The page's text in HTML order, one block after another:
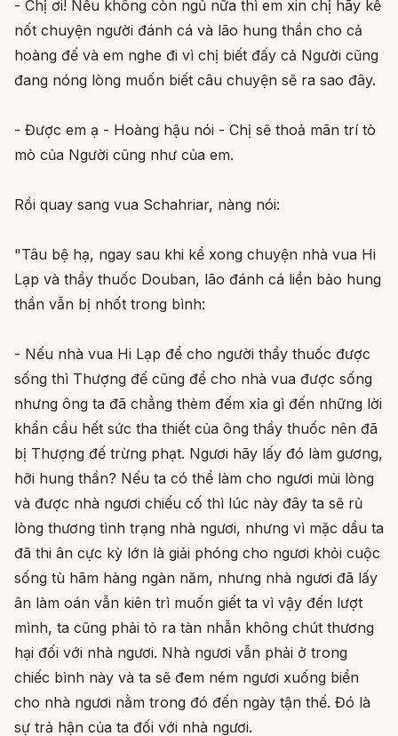
- Chị ơi! Nếu không còn ngủ nữa thì em xin chị hãy kể
nốt chuyện người đánh cá và lão hung thần cho cả
hoàng đế và em nghe đi vì chị biết đấy cả Người cũng
đang nóng lòng muốn biết câu chuyện sẽ ra sao đây.
- Được em ạ - Hoàng hậu nói - Chị sẽ thoả mãn trí tò
mò của Người cũng như của em.
Rồi quay sang vua Schahriar, nàng nói:
"Tâu bệ hạ, ngay sau khi kể xong chuyện nhà vua Hi
Lạp và thầy thuốc Douban, lão đánh cá liền bảo hung
thần vẫn bị nhốt trong bình:
- Nếu nhà vua Hi Lạp để cho người thầy thuốc được
sống thì Thượng đế cũng để cho nhà vua được sống
nhưng ông ta đã chẳng thèm đếm xỉa gì đến những lời
khẩn cầu hết sức tha thiết của ông thầy thuốc nên đã
bị Thượng đế trừng phạt. Ngươi hãy lấy đó làm gương,
hỡi hung thần? Nếu ta có thể làm cho ngươi mủi lòng
và được nhà ngươi chiếu cố thì lúc này đây ta sẽ rủ
lòng thương tình trạng nhà ngươi, nhưng vì mặc dầu ta
đã thi ân cực kỳ lớn là giải phóng cho ngươi khỏi cuộc
sống tù hãm hàng ngàn năm, nhưng nhà ngươi đã lấy
ân làm oán vẫn kiên trì muốn giết ta vì vậy đến lượt
mình, ta cũng phải tỏ ra tàn nhẫn không chút thương
hại đối với nhà ngươi. Nhà ngươi vẫn phải ở trong
chiếc bình này và ta sẽ đem ném ngươi xuống biển
cho nhà ngươi nằm trong đó đến ngày tận thế. Đó là
sự trả hận của ta đối với nhà ngươi.